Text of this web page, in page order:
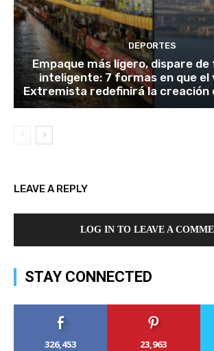
DEPORTES
Empaque más ligero, dispare
inteligente: 7 formas en que el
Extremista redefinirá la creación
LEAVE A REPLY
LOG IN TO LEAVE A
STAY CONNECTED
326,453
23,963